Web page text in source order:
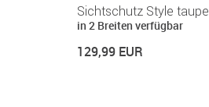
Sichtschutz Style taupe
in 2 Breiten verfügbar
129,99 EUR